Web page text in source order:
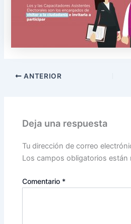
ANTERIOR
Deja una respuesta
Tu dirección de correo
Los campos obligatorios están
Comentario *